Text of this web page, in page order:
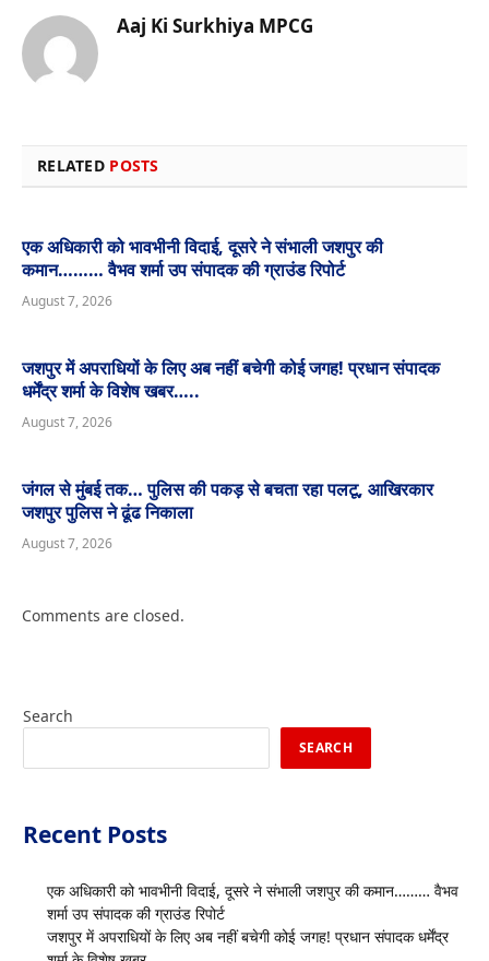
Aaj Ki Surkhiya MPCG
RELATED POSTS
एक अधिकारी को भावभीनी विदाई, दूसरे ने संभाली जशपुर की
कमान……… वैभव शर्मा उप संपादक की ग्राउंड रिपोर्ट
August 7, 2026
जशपुर में अपराधियों के लिए अब नहीं बचेगी कोई जगह! प्रधान संपादक
धर्मेंद्र शर्मा के विशेष खबर…..
August 7, 2026
जंगल से मुंबई तक… पुलिस की पकड़ से बचता रहा पलटू, आखिरकार
जशपुर पुलिस ने ढूंढ निकाला
August 7, 2026
Comments are closed.
Search
SEARCH
Recent Posts
एक अधिकारी को भावभीनी विदाई, दूसरे ने संभाली जशपुर की कमान……… वैभव
शर्मा उप संपादक की ग्राउंड रिपोर्ट
जशपुर में अपराधियों के लिए अब नहीं बचेगी कोई जगह! प्रधान संपादक धर्मेंद्र